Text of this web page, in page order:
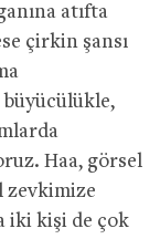
atıfta
çirkin şansı
büyücülükle,
Haa, görsel
zevkimize
iki kişi de çok